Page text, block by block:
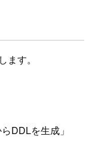
す。
DDLを生成」